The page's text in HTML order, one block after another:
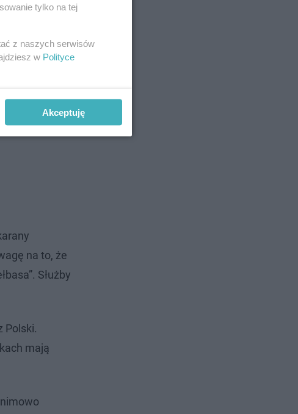
na to, że
Służby
Polski.
mają
tylko na tej
z naszych serwisów
w Polityce
Akceptuję